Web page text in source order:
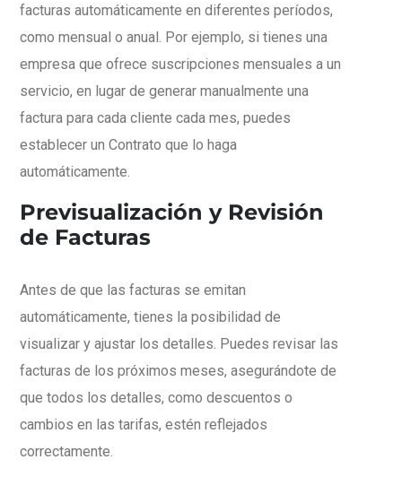
facturas automáticamente en diferentes períodos,
como mensual o anual. Por ejemplo, si tienes una
empresa que ofrece suscripciones mensuales a un
servicio, en lugar de generar manualmente una
factura para cada cliente cada mes, puedes
establecer un Contrato que lo haga
automáticamente.
Previsualización y Revisión
de Facturas
Antes de que las facturas se emitan
automáticamente, tienes la posibilidad de
visualizar y ajustar los detalles. Puedes revisar las
facturas de los próximos meses, asegurándote de
que todos los detalles, como descuentos o
cambios en las tarifas, estén reflejados
correctamente.